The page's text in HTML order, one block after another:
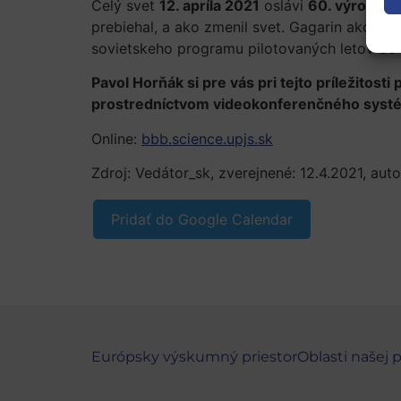
Celý svet 12. apríla 2021 oslávi 60. výročie
prebiehal, a ako zmenil svet. Gagarin ako
sovietskeho programu pilotovaných letov
Pavol Horňák si pre vás pri tejto príležitosti
prostredníctvom videokonferenčného
Online: bbb.science.upjs.sk
Zdroj: Vedátor_sk, zverejnené: 12.4.2021,
Pridať do Google Calendar
Európsky výskumný priestorOblasti našej